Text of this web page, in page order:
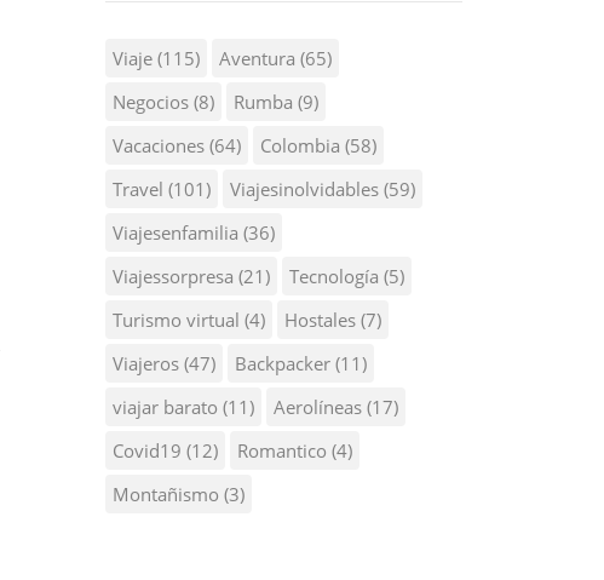
Viaje (115) Aventura (65)
Negocios (8) Rumba (9)
Vacaciones (64) Colombia (58)
Travel (101) Viajesinolvidables (59)
Viajesenfamilia (36)
Viajessorpresa (21) Tecnología (5)
Turismo virtual (4) Hostales (7)
Viajeros (47) Backpacker (11)
viajar barato (11) Aerolíneas (17)
Covid19 (12) Romantico (4)
Montañismo (3)